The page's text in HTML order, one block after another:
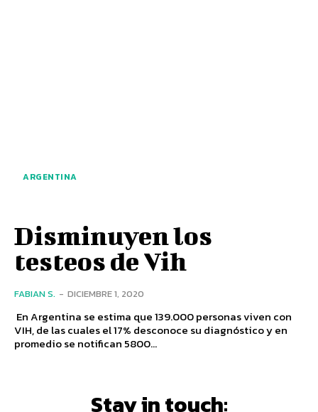
ARGENTINA
Disminuyen los
testeos de Vih
FABIAN S. - DICIEMBRE 1, 2020
En Argentina se estima que 139.000 personas viven con
VIH, de las cuales el 17% desconoce su diagnóstico y en
promedio se notifican 5800...
Stay in touch: